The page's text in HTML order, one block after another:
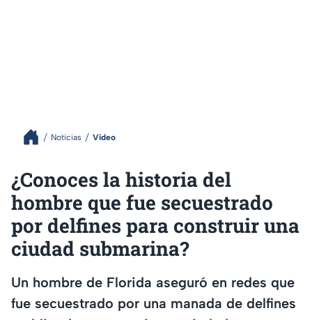
Noticias Video
¿Conoces la historia del
hombre que fue secuestrado
por delfines para construir una
ciudad submarina?
Un hombre de Florida aseguró en redes que
fue secuestrado por una manada de delfines